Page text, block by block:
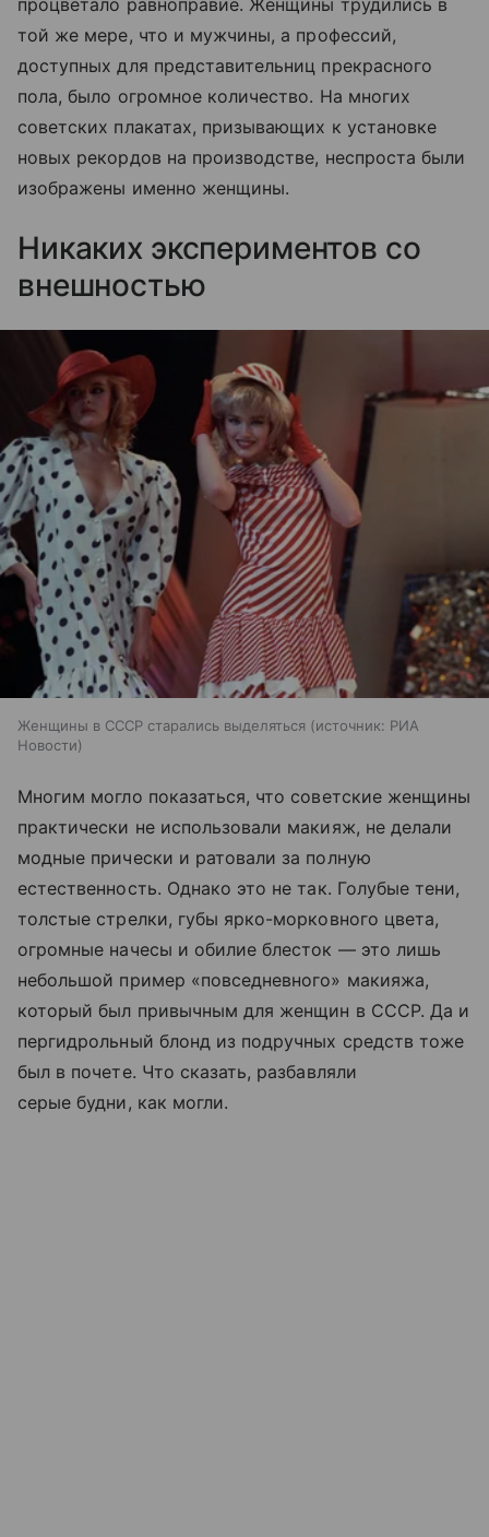
процветало равноправие. Женщины трудились в
той же мере, что и мужчины, а профессий,
доступных для представительниц прекрасного
пола, было огромное количество. На многих
советских плакатах, призывающих к установке
новых рекордов на производстве, неспроста были
изображены именно женщины.
Никаких экспериментов со
внешностью
Женщины в СССР старались выделяться источник: РИА
Новости
Многим могло показаться, что советские женщины
практически не использовали макияж, не делали
модные прически и ратовали за полную
естественность. Однако это не так. Голубые тени,
толстые стрелки, губы ярко-морковного цвета,
огромные начесы и обилие блесток — это лишь
небольшой пример «повседневного» макияжа,
который был привычным для женщин в СССР. Да и
пергидрольный блонд из подручных средств тоже
был в почете. Что сказать, разбавляли
серые будни, как могли.